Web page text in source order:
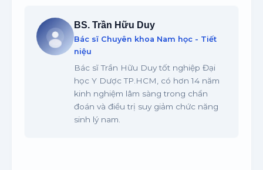
BS. Trần Hữu Duy
Bác sĩ Chuyên khoa Nam học - Tiết
niệu
Bác sĩ Trần Hữu Duy tốt nghiệp Đại
học Y Dược TP.HCM, có hơn 14 năm
kinh nghiệm lâm sàng trong chẩn
đoán và điều trị suy giảm chức năng
sinh lý nam.